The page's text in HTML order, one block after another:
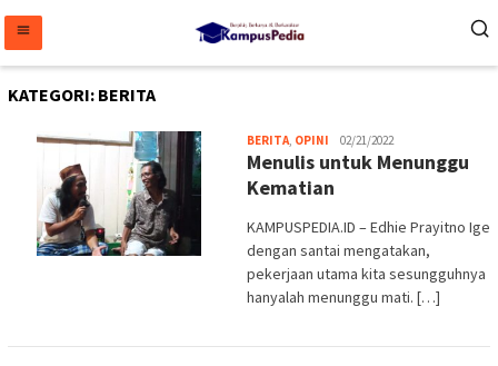
konten
KATEGORI: BERITA
BERITA, OPINI Melani
02/21/2022
Menulis untuk Menunggu
Kematian
KAMPUSPEDIA.ID – Edhie Prayitno Ige
dengan santai mengatakan,
pekerjaan utama kita sesungguhnya
hanyalah menunggu mati. […]